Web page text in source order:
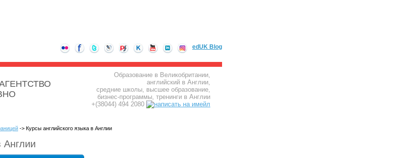
edUK Blog
Образование в Великобритании,
английский в Англии,
средние школы, высшее образование,
бизнес-программы, тренинги в Англии
+(38044) 494 2080
-> Курсы английского языка в Англии
Англии